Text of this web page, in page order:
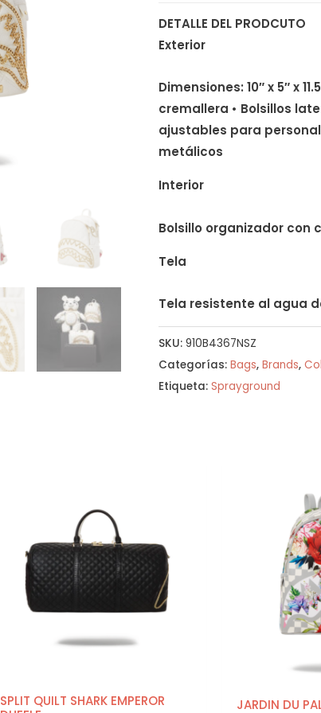
DETALLE DEL PRODCUTO
Exterior
Dimensiones: 10″ x 5″ x
cremallera • Bolsillos
ajustables para
metálicos
Interior
Bolsillo organizador con
Tela
Tela resistente al agua
SKU: 910B4367NSZ
Categorías: Bags, Brands,
Etiqueta: Sprayground
SPLIT QUILT SHARK EMPEROR
JARDIN DU